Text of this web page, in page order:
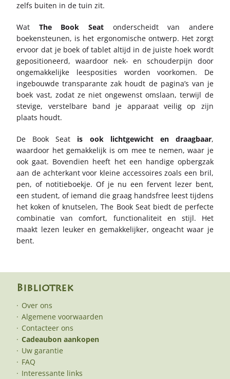
zelfs buiten in de tuin zit.
Wat The Book Seat onderscheidt van andere
boekensteunen, is het ergonomische ontwerp. Het zorgt
ervoor dat je boek of tablet altijd in de juiste hoek wordt
gepositioneerd, waardoor nek- en schouderpijn door
ongemakkelijke leesposities worden voorkomen. De
ingebouwde transparante zak houdt de pagina’s van je
boek vast, zodat ze niet ongewenst omslaan, terwijl de
stevige, verstelbare band je apparaat veilig op zijn
plaats houdt.
De Book Seat is ook lichtgewicht en draagbaar,
waardoor het gemakkelijk is om mee te nemen, waar je
ook gaat. Bovendien heeft het een handige opbergzak
aan de achterkant voor kleine accessoires zoals een bril,
pen, of notitieboekje. Of je nu een fervent lezer bent,
een student, of iemand die graag handsfree leest tijdens
het koken of knutselen, The Book Seat biedt de perfecte
combinatie van comfort, functionaliteit en stijl. Het
maakt lezen leuker en gemakkelijker, ongeacht waar je
bent.
Bibliotrek
Over ons
Algemene voorwaarden
Contacteer ons
Cadeaubon aankopen
Uw garantie
FAQ
Interessante links